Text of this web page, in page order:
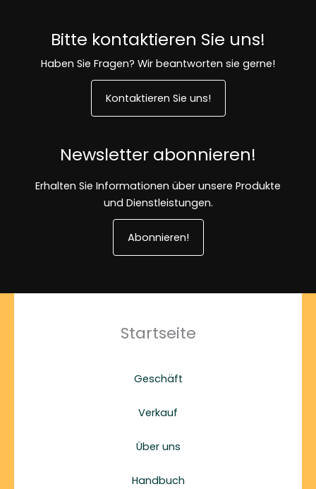
Bitte kontaktieren Sie uns!
Haben Sie Fragen? Wir beantworten sie gerne!
Kontaktieren Sie uns!
Newsletter abonnieren!
Erhalten Sie Informationen über unsere Produkte
und Dienstleistungen.
Abonnieren!
Startseite
Geschäft
Verkauf
Über uns
Handbuch